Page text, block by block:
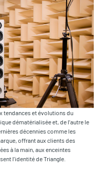
tendances et évolutions du
dématérialisée et, de l’autre le
décennies comme les
offrant aux clients des
à la main, aux enceintes
l’identité de Triangle.